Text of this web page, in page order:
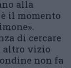
alla
il momento
di cercare
altro vizio
non fa